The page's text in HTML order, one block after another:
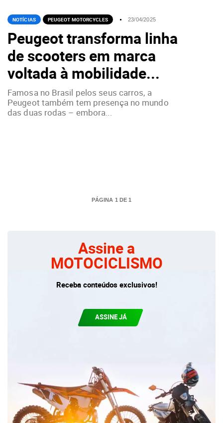
NOTÍCIAS PEUGEOT MOTORCYCLES 23/04/2025
Peugeot transforma linha
de scooters em marca
voltada à mobilidade...
Famosa no Brasil pelos seus carros, a
Peugeot também tem presença no mundo
das duas rodas – embora...
PÁGINA 1 DE 1
Assine a
MOTOCICLISMO
Receba conteúdos exclusivos!
ASSINE JÁ